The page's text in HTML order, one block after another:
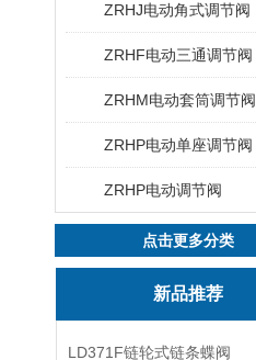
ZRHJ电动角式调节阀
ZRHF电动三通调节阀
ZRHM电动套筒调节阀
ZRHP电动单座调节阀
ZRHP电动调节阀
点击更多分类
新品推荐
LD371F链轮式链条蝶阀